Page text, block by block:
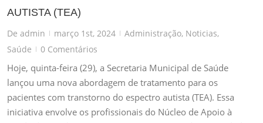
AUTISTA (TEA)
De admin | março 1st, 2024 | Administração, Noticias,
Saúde
| 0 Comentários
Hoje, quinta-feira (29), a Secretaria Municipal de Saúde
lançou uma nova abordagem de tratamento para os
pacientes com transtorno do espectro autista (TEA). Essa
iniciativa envolve os profissionais do Núcleo de Apoio à